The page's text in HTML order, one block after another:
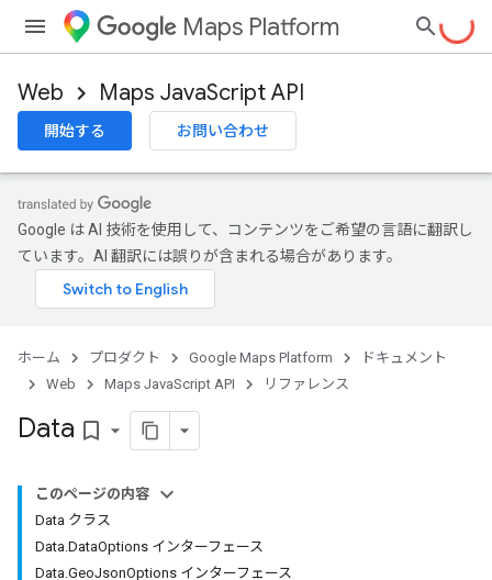
Maps Platform
Web Maps JavaScript API
開始する お問い合わせ
Google は AI 技術を使用して、コンテンツをご希望の言語に翻訳し
ています。AI 翻訳には誤りが含まれる場合があります。
ホーム プロダクト Google Maps Platform
ドキュメント
Web
Maps JavaScript API リファレンス
Data bookmark_border
このページの内容
Data クラス
Data.DataOptions インターフェース
Data.GeoJsonOptions インターフェース